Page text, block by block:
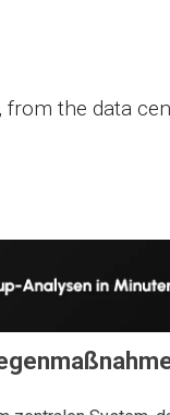
from the data